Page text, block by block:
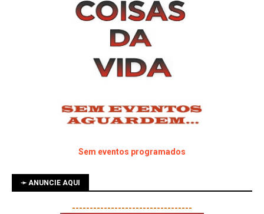
Sem eventos programados
➛ ANUNCIE AQUI
----------------------------------